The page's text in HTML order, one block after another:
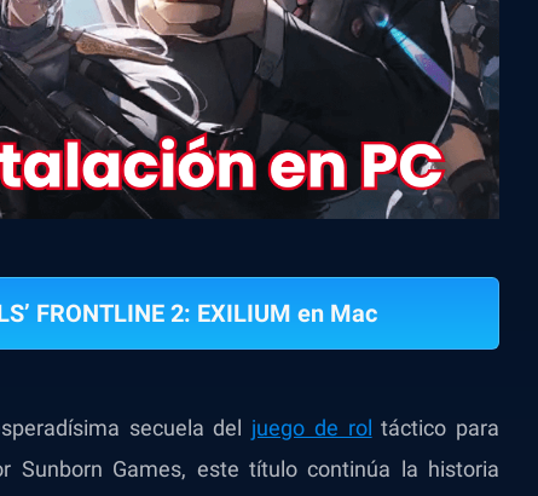
FRONTLINE 2: EXILIUM en Mac
secuela del juego de rol táctico para
Sunborn Games, este título continúa la historia